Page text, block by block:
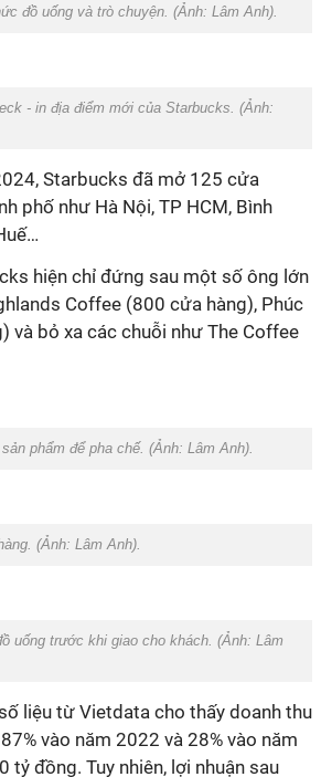
đồ uống và trò chuyện. (Ảnh: Lâm Anh).
- in địa điểm mới của Starbucks. (Ảnh:
Starbucks đã mở 125 cửa
phố như Hà Nội, TP HCM, Bình
hiện chỉ đứng sau một số ông lớn
Coffee (800 cửa hàng), Phúc
và bỏ xa các chuỗi như The Coffee
phẩm để pha chế. (Ảnh: Lâm Anh).
(Ảnh: Lâm Anh).
uống trước khi giao cho khách. (Ảnh: Lâm
liệu từ Vietdata cho thấy doanh thu
vào năm 2022 và 28% vào năm
tỷ đồng. Tuy nhiên, lợi nhuận sau